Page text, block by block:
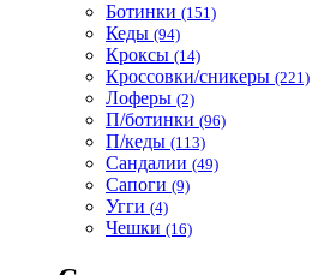
Ботинки (151)
Кеды (94)
Кроксы (14)
Кроссовки/сникеры (221)
Лоферы (2)
П/ботинки (96)
П/кеды (113)
Сандалии (49)
Сапоги (9)
Угги (4)
Чешки (16)